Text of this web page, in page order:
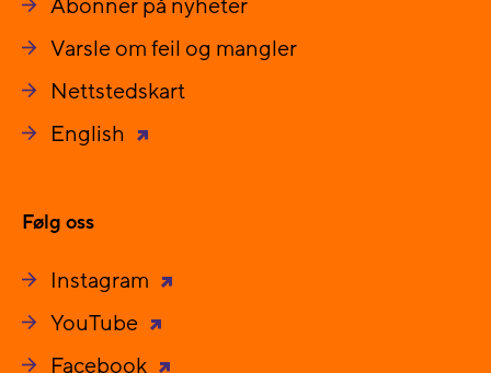
Abonner på nyheter
Varsle om feil og mangler
Nettstedskart
English
Følg oss
Instagram
YouTube
Facebook